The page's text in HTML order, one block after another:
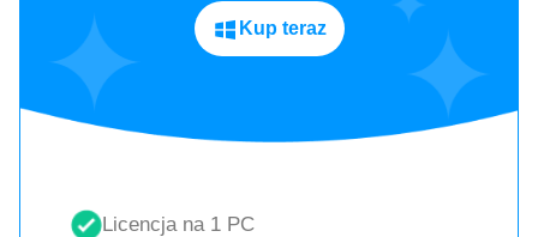
Kup teraz
Licencja na 1 PC